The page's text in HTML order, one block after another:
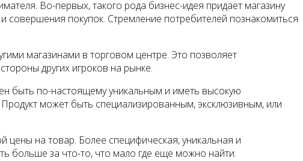
Во-первых, такого рода бизнес-идея придает магазину
покупок. Стремление потребителей познакомиться
магазинами в торговом центре. Это позволяет
других игроков на рынке.
быть по-настоящему уникальным и иметь высокую
может быть специализированным, эксклюзивным, или
цены на товар. Более специфическая, уникальная и
больше за что-то, что мало где еще можно найти.